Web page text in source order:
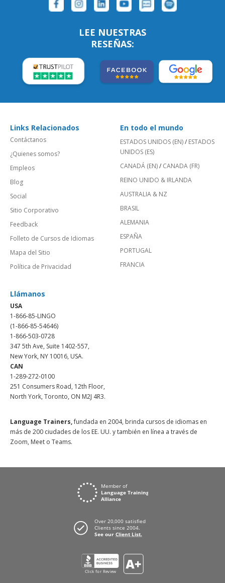
LEE NUESTRAS
RESEÑAS:
Links Relacionados
Contáctanos
¿Quienes somos?
Empleos
Blog
Social
Sitio Corporativo
Feedback
Folleto de Cursos de Idiomas
Mapa del Sitio
Política de Privacidad
En todo el mundo
ESTADOS UNIDOS (EN)/ ESTADOS
UNIDOS (ES)
CANADÁ (EN)/ CANADA (FR)
REINO UNIDO & IRLANDA
AUSTRALIA & NZ
BRASIL
ALEMANIA
ESPAÑA
PORTUGAL
FRANCIA
Llámanos
USA
1-866-85-LINGO
(1-866-85-54646)
1-866-503-0728
347 5th Ave, Suite 1402-557,
New York, NY 10016, USA.
CAN
1-289-272-0100
251 Consumers Road, 12th Floor,
North York, Toronto, ON M2J 4R3.
Language Trainers,fundada en 2004, brinda cursos de idiomas en
más de 200 ciudades de los EE. UU. y también en línea a través de
Zoom, Meet o Teams.